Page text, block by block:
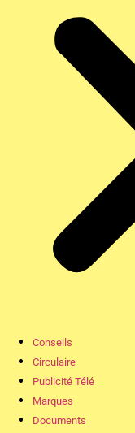
Conseils
Circulaire
Publicité Télé
Marques
Documents